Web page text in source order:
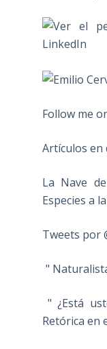
Follow me
Artículos en
La Nave
Especies a
Tweets por
"
" ¿Está
Retórica en